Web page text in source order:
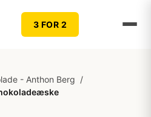
3 FOR 2
- Anthon Berg /